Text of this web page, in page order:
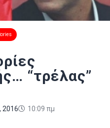
“τρέλας”
2016 10:09 πμ